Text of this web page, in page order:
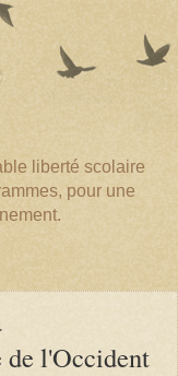
liberté scolaire
pour une
l'Occident